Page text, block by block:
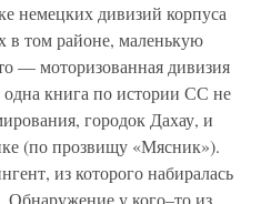
немецких дивизий корпуса
том районе, маленькую
— моторизованная дивизия
книга по истории СС не
городок Дахау, и
(по прозвищу «Мясник»).
из которого набиралась
Обнаружение у кого–то из